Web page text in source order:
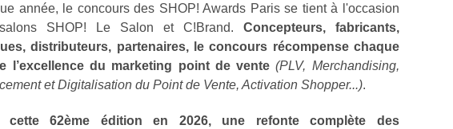
année, le concours des SHOP! Awards Paris se tient à l'occasion
SHOP! Le Salon et C!Brand. Concepteurs, fabricants,
distributeurs, partenaires, le concours récompense chaque
l’excellence du marketing point de vente(PLV, Merchandising,
et Digitalisation du Point de Vente, Activation Shopper...).
cette 62ème édition en 2026, une refonte complète des